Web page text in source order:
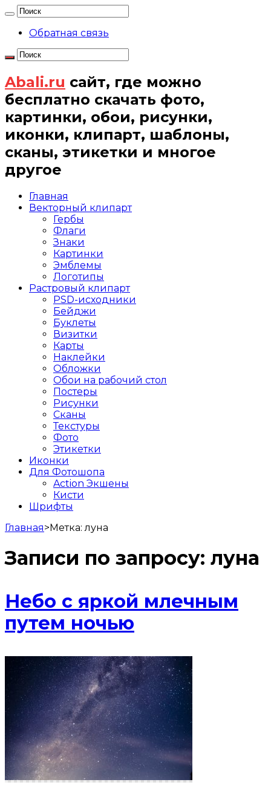
Обратная связь
Abali.ru сайт, где можно
бесплатно скачать фото,
картинки, обои, рисунки,
иконки, клипарт, шаблоны,
сканы, этикетки и многое
другое
Главная
Векторный клипарт
Гербы
Флаги
Знаки
Картинки
Эмблемы
Логотипы
Растровый клипарт
PSD-исходники
Бейджи
Буклеты
Визитки
Карты
Наклейки
Обложки
Обои на рабочий стол
Постеры
Рисунки
Сканы
Текстуры
Фото
Этикетки
Иконки
Для Фотошопа
Action Экшены
Кисти
Шрифты
Главная>Метка:луна
Записи по запросу: луна
Небо с яркой млечным
путем ночью